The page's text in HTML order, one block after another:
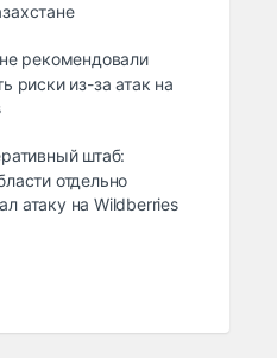
рекомендовали
риски из-за атак на
штаб:
отдельно
атаку на Wildberries